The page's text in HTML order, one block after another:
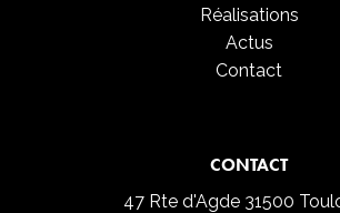
Réalisations
Actus
Contact
CONTACT
47 Rte d'Agde 31500